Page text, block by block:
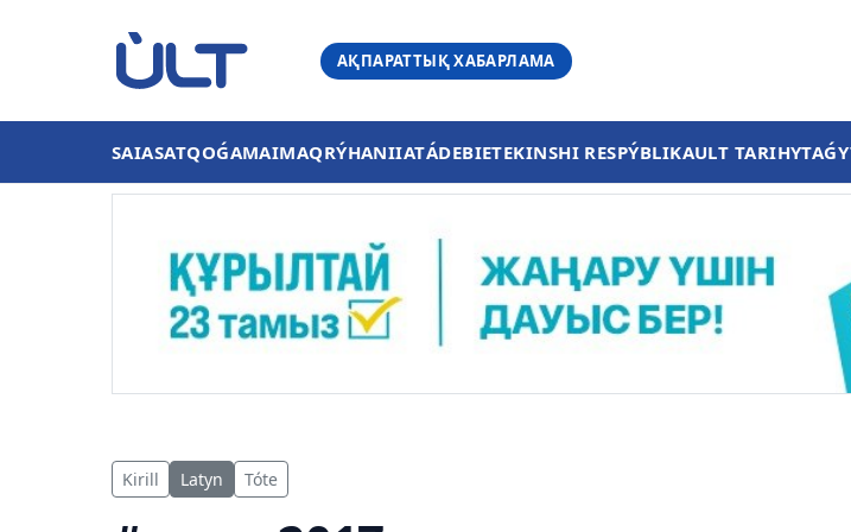
АҚПАРАТТЫҚ ХАБАРЛАМА
SAIASATQOǴAMAIMAQRÝHANIIATÁDEBIETEKINSHI RESPÝBLIKAULT TARIHYTAǴY
Kirill Latyn Tóte